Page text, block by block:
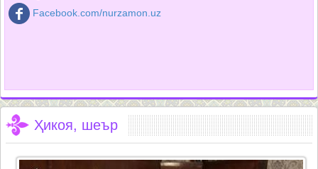
Facebook.com/nurzamon.uz
Ҳикоя, шеър